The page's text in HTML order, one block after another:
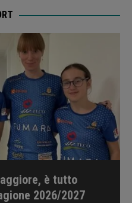
è tutto
2026/2027